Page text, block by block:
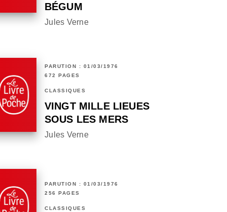
BÉGUM
Jules Verne
PARUTION : 01/03/1976
672 PAGES
CLASSIQUES
VINGT MILLE LIEUES
SOUS LES MERS
Jules Verne
PARUTION : 01/03/1976
256 PAGES
CLASSIQUES